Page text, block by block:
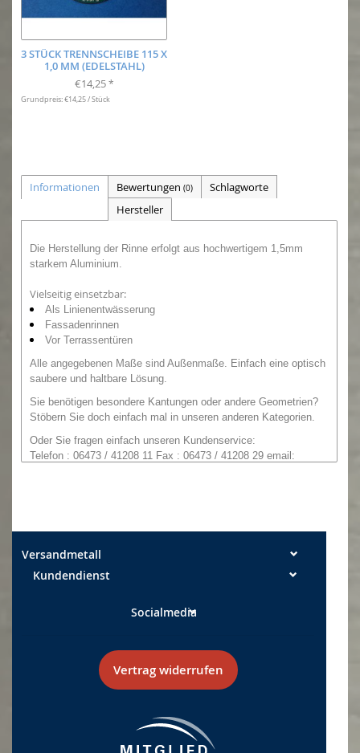
3 STÜCK TRENNSCHEIBE 115 X
1,0 MM (EDELSTAHL)
€14,25 *
Grundpreis: €14,25 / Stück
Informationen Bewertungen (0)
Schlagworte
Hersteller
Die Herstellung der Rinne erfolgt aus hochwertigem 1,5mm
starkem Aluminium.
Vielseitig einsetzbar:
Als Linienentwässerung
Fassadenrinnen
Vor Terrassentüren
Alle angegebenen Maße sind Außenmaße.
Einfach eine optisch
saubere und haltbare Lösung.
Sie benötigen besondere Kantungen oder andere Geometrien?
Stöbern Sie doch einfach mal in unseren anderen Kategorien.
Oder Sie fragen einfach unseren Kundenservice:
Telefon : 06473 / 41208 11 Fax : 06473 / 41208 29 email:
anders angegeben, Außenmaße!
Versandmetall
Kundendienst
Socialmedia
Vertrag widerrufen